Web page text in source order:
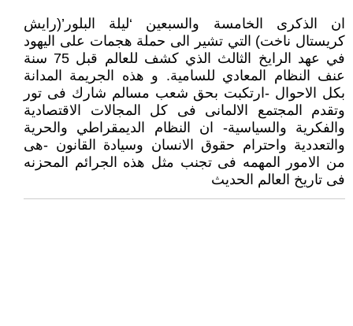
ان الذكرى الخامسة والسبعين ‘ليلة البلور’(رايش
كريستال ناخت) التي تشير الى حملة هجمات على اليهود
في عهد الرايخ الثالث الذي كشف للعالم قبل 75 سنة
عنف النظام المعادي للسامية. و هذه الجريمة المدانة
بكل الاحوال -ارتكبت بحق شعب مسالم شارك فى تور
وتقدم المجتمع الالمانى فى كل المجالات الاقتصادية
والفكرية والسياسية- ان النظام الديمقراطي والحرية
والتعددية واحترام حقوق الانسان وسيادة القانون -هى
من الامور المهمه فى تجنب مثل هذه الجرائم المحزنه
فى تاريخ العالم الحديث